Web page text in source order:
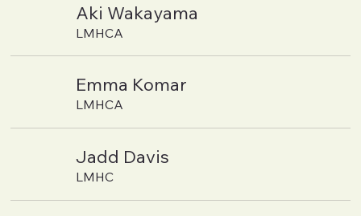
Aki Wakayama
LMHCA
Emma Komar
LMHCA
Jadd Davis
LMHC